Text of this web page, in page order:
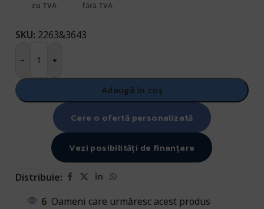
fără TVA
cu TVA
SKU: 2263&3643
- +
Adaugă în coș
Cere o ofertă personalizată
Vezi posibilități de finanțare
Distribuie:
6 Oameni care urmăresc acest produs